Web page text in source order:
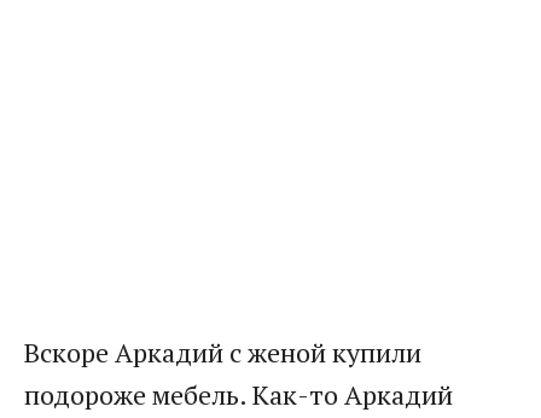
Вскоре Аркадий с женой купили
подороже мебель. Как-то Аркадий